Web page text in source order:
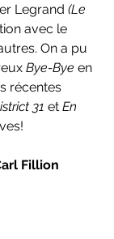
Legrand (Le
avec le
On a pu
Bye-Bye en
récentes
31 et En
Fillion